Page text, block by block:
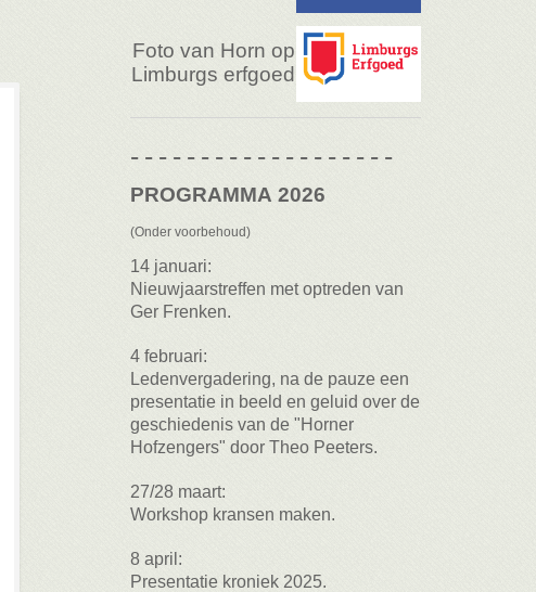
Foto van Horn op
Limburgs erfgoed
- - - - - - - - - - - - - - - - - - -
PROGRAMMA 2026
(Onder voorbehoud)
14 januari:
Nieuwjaarstreffen met optreden van
Ger Frenken.
4 februari:
Ledenvergadering, na de pauze een
presentatie in beeld en geluid over de
geschiedenis van de "Horner
Hofzengers" door Theo Peeters.
27/28 maart:
Workshop kransen maken.
8 april:
Presentatie kroniek 2025.